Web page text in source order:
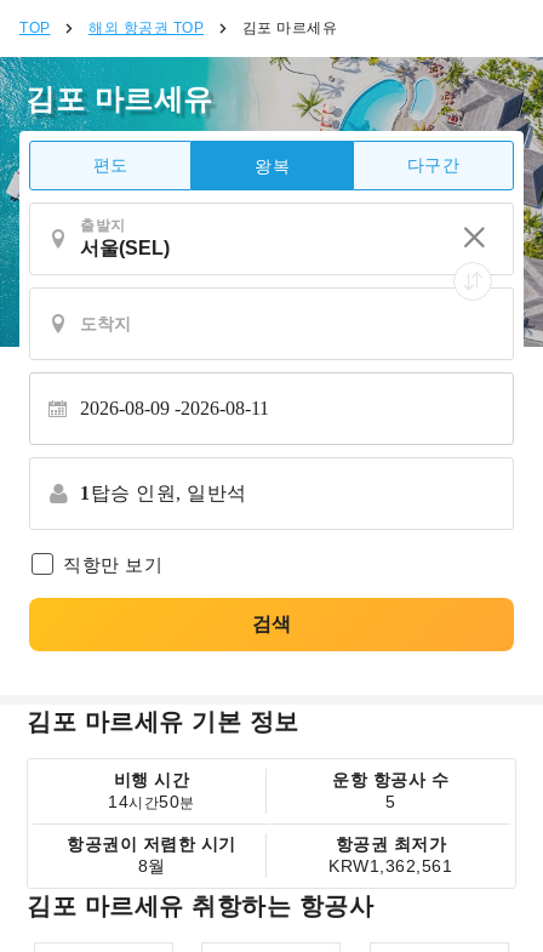
TOP 해외 항공권 TOP 김포 마르세유
김포 마르세유
편도 왕복 다구간
출발지
2026-08-09 2026-08-11
1 탑승 인원, 일반석
직항만 보기
검색
김포 마르세유 기본 정보
비행 시간
14시간50분
운항 항공사 수
5
항공권이 저렴한 시기
8월
항공권 최저가
KRW1,362,561
김포 마르세유 취항하는 항공사